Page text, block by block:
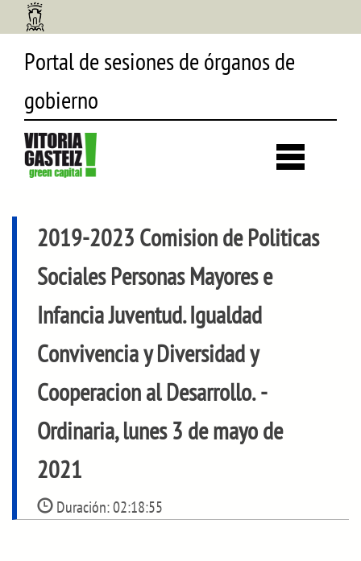
Portal de sesiones de órganos de
gobierno
2019-2023 Comision de Politicas
Sociales Personas Mayores e
Infancia Juventud. Igualdad
Convivencia y Diversidad y
Cooperacion al Desarrollo.-
Ordinaria, lunes 3 de mayo de
2021
Duración:02:18:55